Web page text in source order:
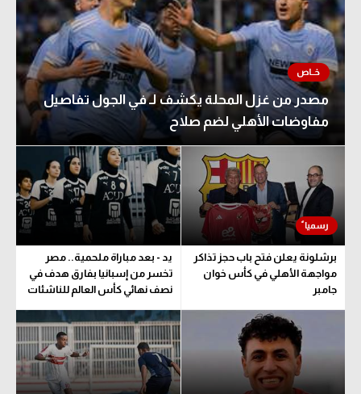
مصدر من غزل المحلة يكشف لـ في الجول تفاصيل
مفاوضات الأهلي لضم صلاح
برشلونة يعلن فتح باب حجز تذاكر
مواجهة الأهلي في كأس خوان
جامبر
يد - بعد مباراة ملحمية.. مصر
تخسر من إسبانيا بفارق هدف في
نصف نهائي كأس العالم للناشئات